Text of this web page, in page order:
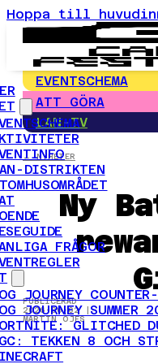
Hoppa till
DISTRIKTEN
FRÅGOR
JOURNEY
JOURNEY SUMMER
GLITCHED
TEKKEN 8 OCH
EVENTSCHEMA
ATT GÖRA
LAN-TV
← NYHETER
Ny
PUBLICERAD
2026-06-02 |
MARTIN ÖJES